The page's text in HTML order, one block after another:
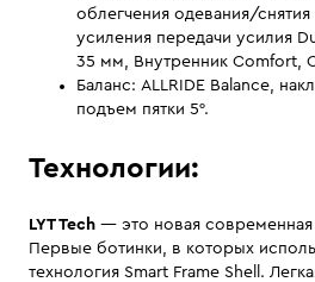
облегчения одевания/
усиления передачи усилия
35 мм, Внутренник Comfort,
Баланс: ALLRIDE Balance,
подъем пятки 5°.
Технологии:
LYT Tech — это новая современная
Первые ботинки, в которых
технология Smart Frame Shell.